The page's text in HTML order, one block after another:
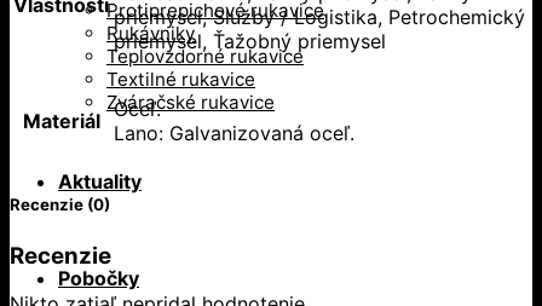
Protiprepichové rukavice
Rukávniky
Teplovzdorné rukavice
Textilné rukavice
Zváračské rukavice
Aktuality
Pobočky
Vlastnosti priemysel, Služby / Logistika, Petrochemický
priemysel, Ťažobný priemysel
Materiál Oceľ.
Lano: Galvanizovaná oceľ.
Recenzie (0)
Recenzie